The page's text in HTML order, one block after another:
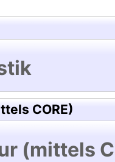
CORE)
(mittels